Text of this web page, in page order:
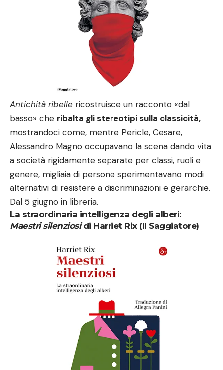
Antichità ribelle ricostruisce un racconto «dal
basso» che ribalta gli stereotipi sulla classicità,
mostrandoci come, mentre Pericle, Cesare,
Alessandro Magno occupavano la scena dando vita
a società rigidamente separate per classi, ruoli e
genere, migliaia di persone sperimentavano modi
alternativi di resistere a discriminazioni e gerarchie.
Dal 5 giugno in libreria.
La straordinaria intelligenza degli alberi:
Maestri silenziosidi Harriet Rix (Il Saggiatore)